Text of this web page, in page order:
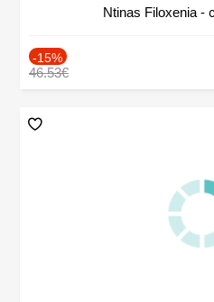
Ntinas Filoxenia -
-15%
46.53€